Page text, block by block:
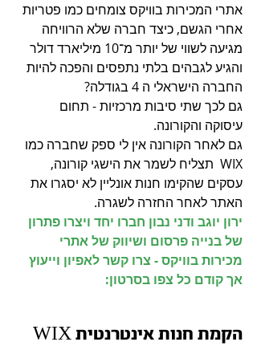
אתרי המכירות בוויקס צומחים כמו פטריות
אחרי הגשם, כיצד חברה שלא הרוויחה
מגיעה לשווי של יותר מ־10 מיליארד דולר
והגיע לגבהים בלתי נתפסים והפכה להיות
החברה הישראלי ה 4 בגודלה?
גם לכך שתי סיבות מרכזיות - תחום
עיסוקה והקורונה.
גם לאחר הקורונה אין לי ספק שחברה כמו
WIX  תצליח לשמר את הישגי קורונה,
עסקים שהקימו חנות אונליין לא יסגרו את
האתר לאחר החזרה לשגרה.
ירון יוגב ודני נבון חברו יחד ויצרו פתרון
של בנייה פרסום ושיווק של אתרי
מכירות בוויקס - צרו קשר לאפיון וייעוץ
אך קודם כל צפו בסרטון:
הקמת חנות אינטרנטית WIX